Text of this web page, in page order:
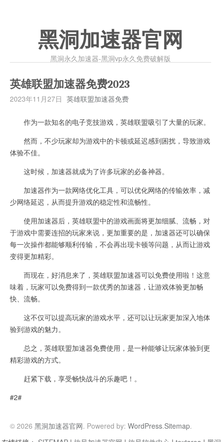
黑洞加速器官网
黑洞永久加速器-黑洞vp永久免费破解版
英雄联盟加速器免费2023
2023年11月27日 英雄联盟加速器免费
作为一款知名的电子竞技游戏，英雄联盟吸引了大量的玩家。
然而，不少玩家却为游戏中的卡顿或延迟感到困扰，导致游戏
体验不佳。
这时候，加速器就成为了许多玩家的必备神器。
加速器作为一款网络优化工具，可以优化网络的传输效率，减
少网络延迟，从而提升游戏的稳定性和流畅性。
使用加速器后，英雄联盟中的游戏画面将更加细腻、流畅，对
于游戏中需要连招的玩家来说，更加重要的是，加速器还可以确保
每一次操作都能够顺利传输，不会再出现卡顿等问题，从而让游戏
变得更加精彩。
而现在，好消息来了，英雄联盟加速器可以免费使用啦！这意
味着，玩家可以免费得到一款优秀的加速器，让游戏体验更加畅
快、流畅。
这不仅可以提高玩家的游戏水平，还可以让玩家更加深入地体
验到游戏的魅力。
总之，英雄联盟加速器免费使用，是一种能够让玩家体验到更
精彩游戏的方式。
赶紧下载，享受畅快战斗的乐趣吧！。
#2#
© 2026 黑洞加速器官网. Powered by: WordPress.Sitemap.